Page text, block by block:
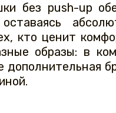
без push-up
кто ценит
образы: в